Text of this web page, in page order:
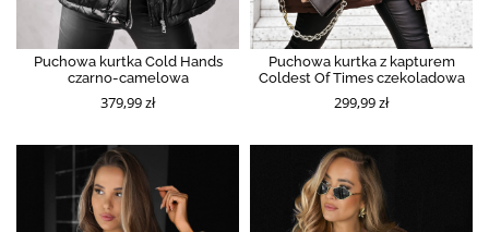
Puchowa kurtka Cold Hands
czarno-camelowa
379,99 zł
Puchowa kurtka z kapturem
Coldest Of Times czekoladowa
299,99 zł